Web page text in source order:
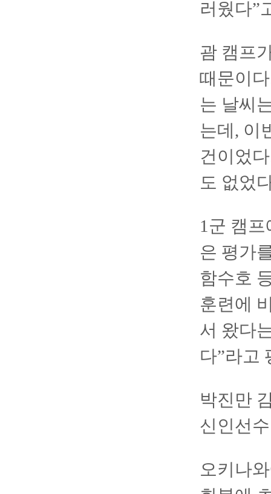
러웠다”
괌 캠프
때문이
는 날씨
는데, 이
건이었
도 없었
1군 캠
은 평가
함수호
훈련에
서 왔다
다”라고
박진만
신인선
오키나